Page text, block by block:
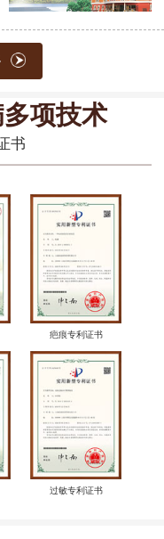
项技术
书
疤痕专利证书
过敏专利证书